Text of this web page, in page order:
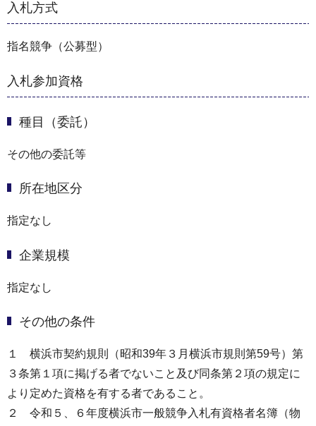
入札方式
指名競争（公募型）
入札参加資格
種目（委託）
その他の委託等
所在地区分
指定なし
企業規模
指定なし
その他の条件
１ 横浜市契約規則（昭和39年３月横浜市規則第59号）第
３条第１項に掲げる者でないこと及び同条第２項の規定に
より定めた資格を有する者であること。
２ 令和５、６年度横浜市一般競争入札有資格者名簿（物